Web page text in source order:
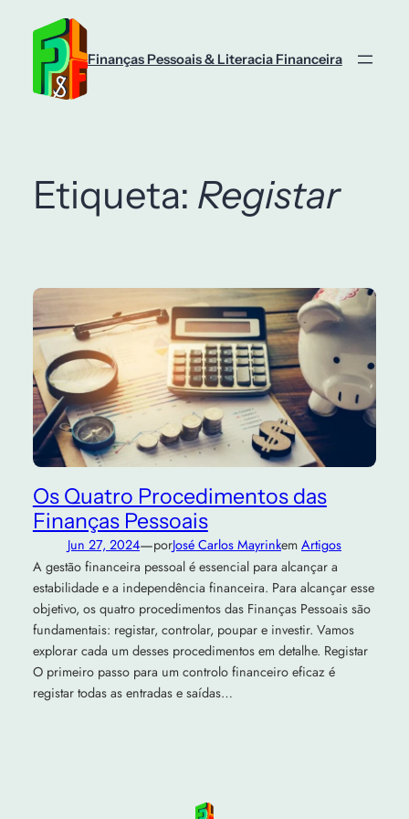
conteúdo
Finanças Pessoais & Literacia Financeira
Etiqueta: Registar
Os Quatro Procedimentos das
Finanças Pessoais
Jun 27, 2024—porJosé Carlos Mayrinkem Artigos
A gestão financeira pessoal é essencial para alcançar a
estabilidade e a independência financeira. Para alcançar esse
objetivo, os quatro procedimentos das Finanças Pessoais são
fundamentais: registar, controlar, poupar e investir. Vamos
explorar cada um desses procedimentos em detalhe. Registar
O primeiro passo para um controlo financeiro eficaz é
registar todas as entradas e saídas…